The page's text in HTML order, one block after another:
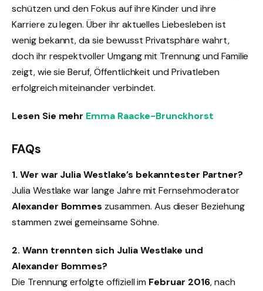
schützen und den Fokus auf ihre Kinder und ihre
Karriere zu legen. Über ihr aktuelles Liebesleben ist
wenig bekannt, da sie bewusst Privatsphäre wahrt,
doch ihr respektvoller Umgang mit Trennung und Familie
zeigt, wie sie Beruf, Öffentlichkeit und Privatleben
erfolgreich miteinander verbindet.
Lesen Sie mehr Emma Raacke-Brunckhorst
FAQs
1. Wer war Julia Westlake’s bekanntester Partner?
Julia Westlake war lange Jahre mit Fernsehmoderator
Alexander Bommes zusammen. Aus dieser Beziehung
stammen zwei gemeinsame Söhne.
2. Wann trennten sich Julia Westlake und
Alexander Bommes?
Die Trennung erfolgte offiziell im Februar 2016, nach